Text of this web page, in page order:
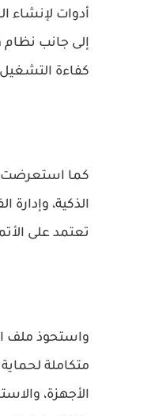
أدوات لإنشاء
كفاءة
كما استعرضت
الذكية، وإدارة
تعتمد على
واستحوذ ملف
متكاملة
الأجهزة،